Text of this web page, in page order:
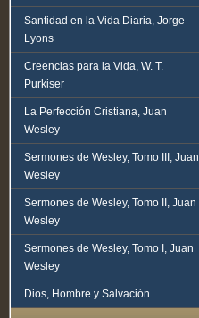
Santidad en la Vida Diaria, Jorge
Lyons
Creencias para la Vida, W. T.
Purkiser
La Perfección Cristiana, Juan
Wesley
Sermones de Wesley, Tomo III, Juan
Wesley
Sermones de Wesley, Tomo II, Juan
Wesley
Sermones de Wesley, Tomo I, Juan
Wesley
Dios, Hombre y Salvación